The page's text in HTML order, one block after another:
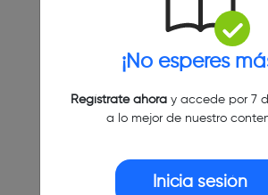
¡No esperes
Regístrate ahoray accede por 7
a lo mejor de nuestro
Inicia sesión